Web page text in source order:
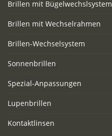
Brillen mit Bügelwechslsystem
Brillen mit Wechselrahmen
Brillen-Wechselsystem
Sonnenbrillen
Spezial-Anpassungen
Lupenbrillen
Kontaktlinsen